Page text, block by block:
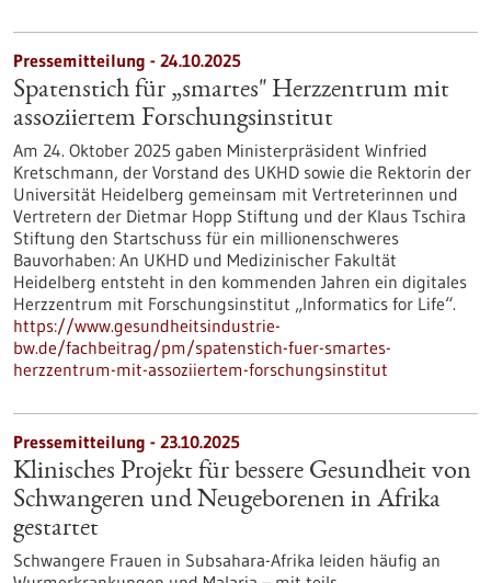
Pressemitteilung - 24.10.2025
Spatenstich für „smartes" Herzzentrum mit
assoziiertem Forschungsinstitut
Am 24. Oktober 2025 gaben Ministerpräsident Winfried
Kretschmann, der Vorstand des UKHD sowie die Rektorin der
Universität Heidelberg gemeinsam mit Vertreterinnen und
Vertretern der Dietmar Hopp Stiftung und der Klaus Tschira
Stiftung den Startschuss für ein millionenschweres
Bauvorhaben: An UKHD und Medizinischer Fakultät
Heidelberg entsteht in den kommenden Jahren ein digitales
Herzzentrum mit Forschungsinstitut „Informatics for Life“.
https://www.gesundheitsindustrie-
bw.de/fachbeitrag/pm/spatenstich-fuer-smartes-
herzzentrum-mit-assoziiertem-forschungsinstitut
Pressemitteilung - 23.10.2025
Klinisches Projekt für bessere Gesundheit von
Schwangeren und Neugeborenen in Afrika
gestartet
Schwangere Frauen in Subsahara-Afrika leiden häufig an